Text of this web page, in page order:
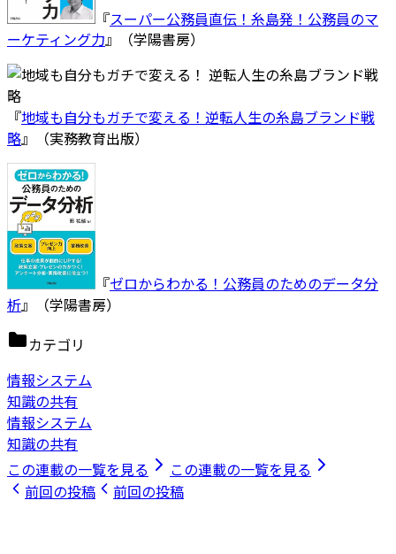
『スーパー公務員直伝！糸島発！公務員のマ
ーケティング力』（学陽書房）
『地域も自分もガチで変える！逆転人生の糸島ブランド戦
略』（実務教育出版）
『ゼロからわかる！公務員のためのデータ分
析』（学陽書房）
カテゴリ
情報システム
知識の共有
情報システム
知識の共有
この連載の一覧を見る
この連載の一覧を見る
前回の投稿
前回の投稿